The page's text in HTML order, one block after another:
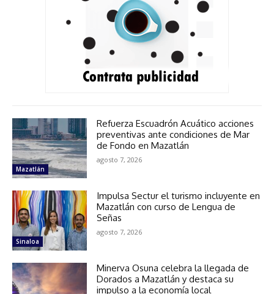
Mazatlán
Refuerza Escuadrón Acuático acciones
preventivas ante condiciones de Mar
de Fondo en Mazatlán
agosto 7, 2026
Sinaloa
Impulsa Sectur el turismo incluyente en
Mazatlán con curso de Lengua de
Señas
agosto 7, 2026
Minerva Osuna celebra la llegada de
Dorados a Mazatlán y destaca su
impulso a la economía local